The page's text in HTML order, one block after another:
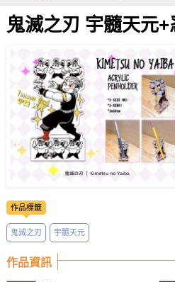
攤位轉讓區
會員中心
註冊會員
登入
鬼滅之刃 宇髓天元
作品標籤
鬼滅之刃 宇髓天元
作品資訊